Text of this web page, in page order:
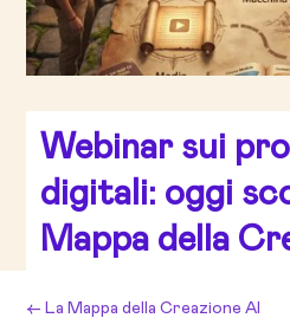
Webinar sui
digitali: oggi
Mappa della
← La Mappa della Creazione AI